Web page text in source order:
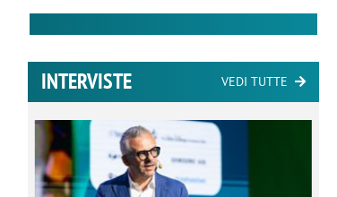
INTERVISTE VEDI TUTTE